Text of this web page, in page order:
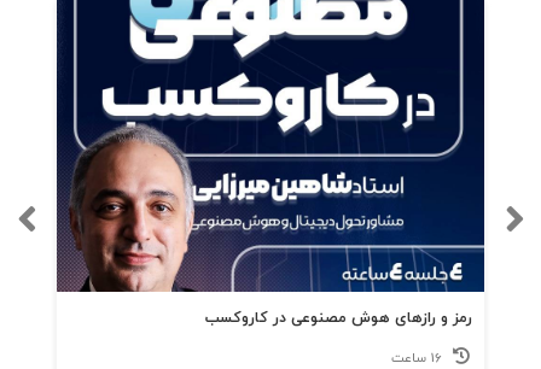
فصل 9 : قیمت گذاری دلسوزانه
فصل 10 : قیمت گذاری مشارکتی
رمز و رازهای هوش مصنوعی در کاروکسب